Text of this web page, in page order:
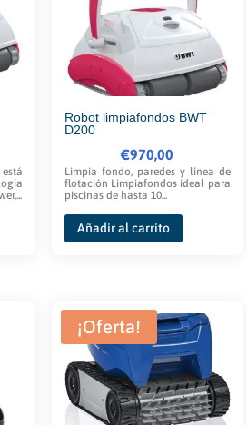
Robot limpiafondos BWT
D200
€970,00
Limpia fondo, paredes y línea de
flotación Limpiafondos ideal para
piscinas de hasta 10...
Añadir al carrito
¡Oferta!